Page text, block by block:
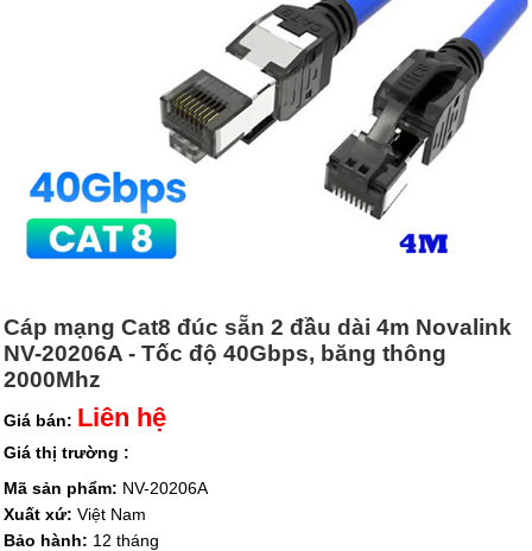
Cáp mạng Cat8 đúc sẵn 2 đầu dài 4m Novalink
NV-20206A - Tốc độ 40Gbps, băng thông
2000Mhz
Giá bán: Liên hệ
Giá thị trường :
Mã sản phẩm: NV-20206A
Xuất xứ: Việt Nam
Bảo hành: 12 tháng